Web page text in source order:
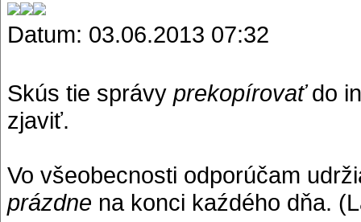
Datum: 03.06.2013 07:32
Skús tie správy prekopírovaťdo
zjaviť.
Vo všeobecnosti odporúčam
prázdne na konci kaźdého dňa.